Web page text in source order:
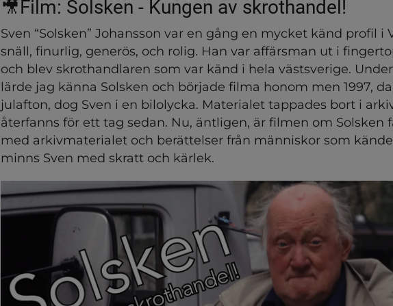
🎥Film: Solsken - Kungen av skrothandel!
Sven “Solsken” Johansson var en gång en mycket känd profil i
snäll, finurlig, generös, och rolig. Han var affärsman ut i
och blev skrothandlaren som var känd i hela västsverige.
lärde jag känna Solsken och började filma honom men 1997,
julafton, dog Sven i en bilolycka. Materialet tappades bort i
återfanns för ett tag sedan. Nu, äntligen, är filmen om Solsken
med arkivmaterialet och berättelser från människor som
minns Sven med skratt och kärlek.